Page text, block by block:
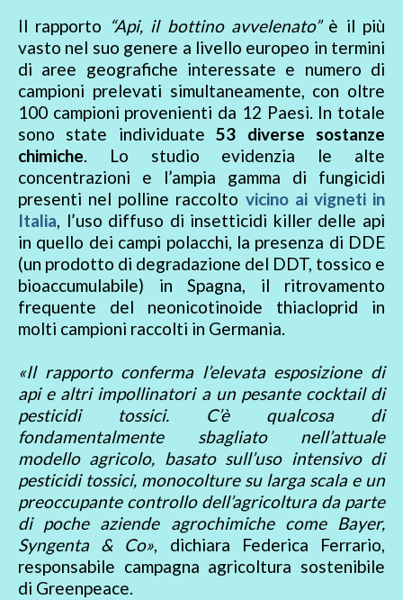
Il rapporto “Api, il bottino avvelenato”è il più
vasto nel suo genere a livello europeo in termini
di aree geografiche interessate e numero di
campioni prelevati simultaneamente, con oltre
100 campioni provenienti da 12 Paesi. In totale
sono state individuate53 diverse sostanze
chimiche. Lo studio evidenzia le alte
concentrazioni e l’ampia gamma di fungicidi
presenti nel polline raccolto vicino ai vigneti in
Italia, l’uso diffuso di insetticidi killer delle api
in quello dei campi polacchi, la presenza di DDE
(un prodotto di degradazione del DDT, tossico e
bioaccumulabile) in Spagna, il ritrovamento
frequente del neonicotinoide thiacloprid in
molti campioni raccolti in Germania.
«Il rapporto conferma l’elevata esposizione di
api e altri impollinatori a un pesante cocktail di
pesticidi tossici. C’è qualcosa di
fondamentalmente sbagliato nell’attuale
modello agricolo, basato sull’uso intensivo di
pesticidi tossici, monocolture su larga scala e un
preoccupante controllo dell’agricoltura da parte
di poche aziende agrochimiche come Bayer,
Syngenta & Co», dichiara Federica Ferrario,
responsabile campagna agricoltura sostenibile
di Greenpeace.